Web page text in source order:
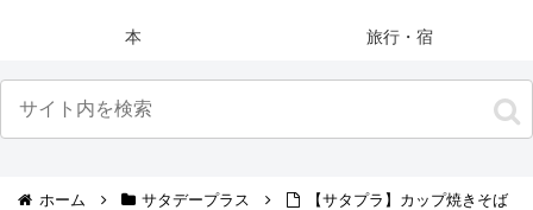
本 旅行・宿
ホーム サタデープラス
【サタプラ】カップ焼きそば